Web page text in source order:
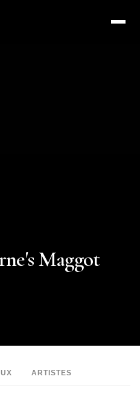
Maggot
ARTISTES